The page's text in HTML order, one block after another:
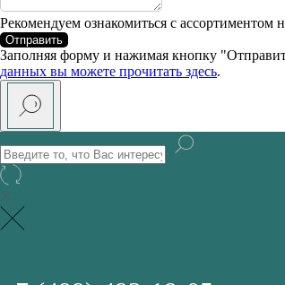
Рекомендуем ознакомиться с ассортиментом
Отправить
Заполняя форму и нажимая кнопку
данных вы можете прочитать здесь.